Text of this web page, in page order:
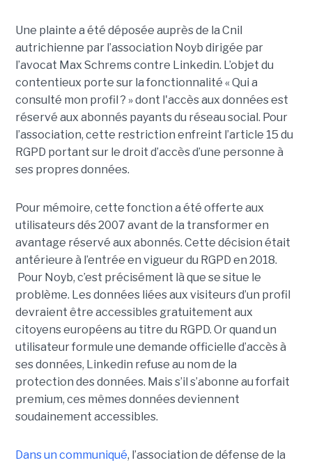
Une plainte a été déposée auprès de la Cnil
autrichienne par l’association Noyb dirigée par
l’avocat Max Schrems contre Linkedin. L’objet du
contentieux porte sur la fonctionnalité « Qui a
consulté mon profil ? » dont l'accès aux données est
réservé aux abonnés payants du réseau social. Pour
l’association, cette restriction enfreint l’article 15 du
RGPD portant sur le droit d’accès d’une personne à
ses propres données.
Pour mémoire, cette fonction a été offerte aux
utilisateurs dés 2007 avant de la transformer en
avantage réservé aux abonnés. Cette décision était
antérieure à l’entrée en vigueur du RGPD en 2018.
Pour Noyb, c’est précisément là que se situe le
problème. Les données liées aux visiteurs d’un profil
devraient être accessibles gratuitement aux
citoyens européens au titre du RGPD. Or quand un
utilisateur formule une demande officielle d’accès à
ses données, Linkedin refuse au nom de la
protection des données. Mais s’il s’abonne au forfait
premium, ces mêmes données deviennent
soudainement accessibles.
Dans un communiqué, l’association de défense de la